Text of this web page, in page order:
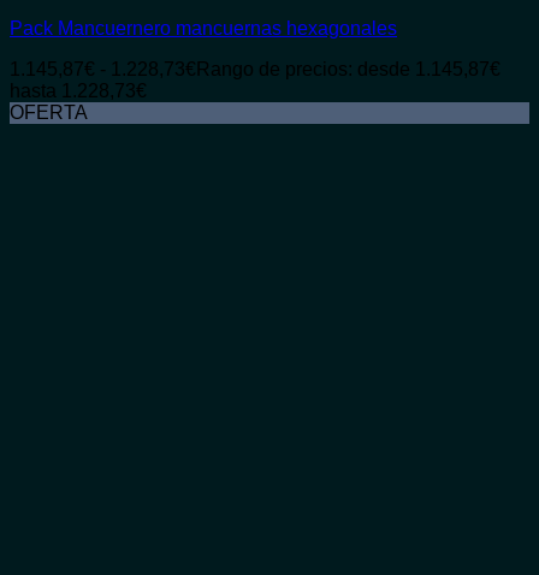
Pack Mancuernero mancuernas hexagonales
1.145,87€ - 1.228,73€ Rango de precios: desde 1.145,87€
hasta 1.228,73€
OFERTA